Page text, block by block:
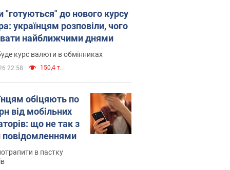
"готуються" до нового курсу
українцям розповіли, чого
найближчими днями
курс валюти в обмінниках
22:58 150,4 т.
обіцяють по
від мобільних
що не так з
в пастку